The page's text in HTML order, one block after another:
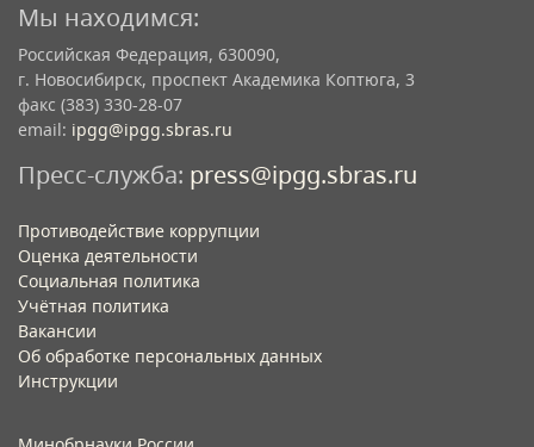
Мы находимся:
Российская Федерация, 630090,
г. Новосибирск, проспект Академика Коптюга, 3
факс (383) 330-28-07
email: ipgg@ipgg.sbras.ru
Пресс-служба: press@ipgg.sbras.ru
Противодействие коррупции
Оценка деятельности
Социальная политика
Учётная политика​
Вакансии​
Об обработке персональных данных​
Инструкции​